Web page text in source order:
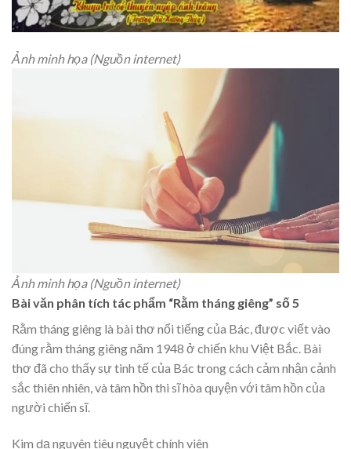
Ảnh minh họa (Nguồn internet)
Ảnh minh họa (Nguồn internet)
Bài văn phân tích tác phẩm “Rằm tháng giêng” số 5
Rằm tháng giêng là bài thơ nổi tiếng của Bác, được viết vào
đúng rằm tháng giêng năm 1948 ở chiến khu Việt Bắc. Bài
thơ đã cho thấy sự tinh tế của Bác trong cách cảm nhận cảnh
sắc thiên nhiên, và tâm hồn thi sĩ hòa quyện với tâm hồn của
người chiến sĩ.
Kim dạ nguyên tiêu nguyệt chính viên